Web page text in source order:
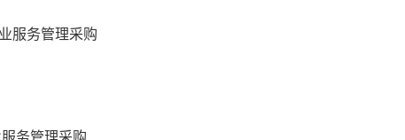
服务管理采购
务管理采购